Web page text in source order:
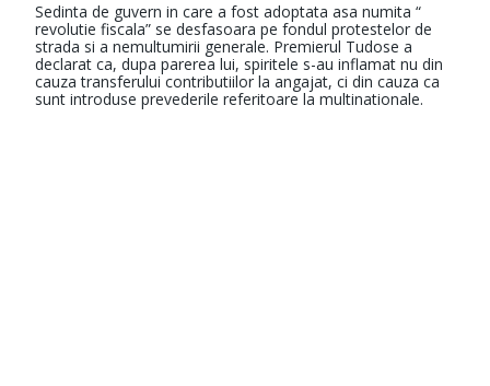
Sedinta de guvern in care a fost adoptata asa numita “
revolutie fiscala” se desfasoara pe fondul protestelor de
strada si a nemultumirii generale. Premierul Tudose a
declarat ca, dupa parerea lui, spiritele s-au inflamat nu din
cauza transferului contributiilor la angajat, ci din cauza ca
sunt introduse prevederile referitoare la multinationale.